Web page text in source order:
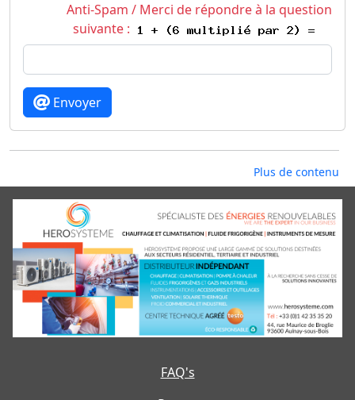
Anti-Spam / Merci de répondre à la question
suivante :
Envoyer
Plus de contenu
FAQ's